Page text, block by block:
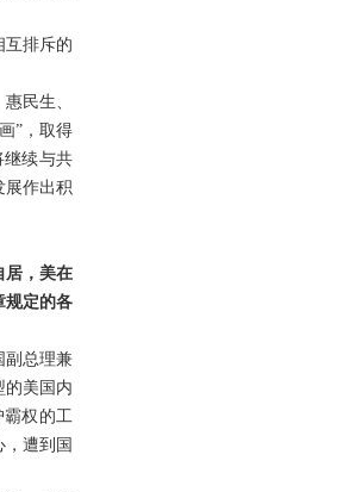
互排斥的
民生、
”，取得
继续与共
展作出积
居，美在
规定的各
副总理兼
的美国内
霸权的工
遭到国